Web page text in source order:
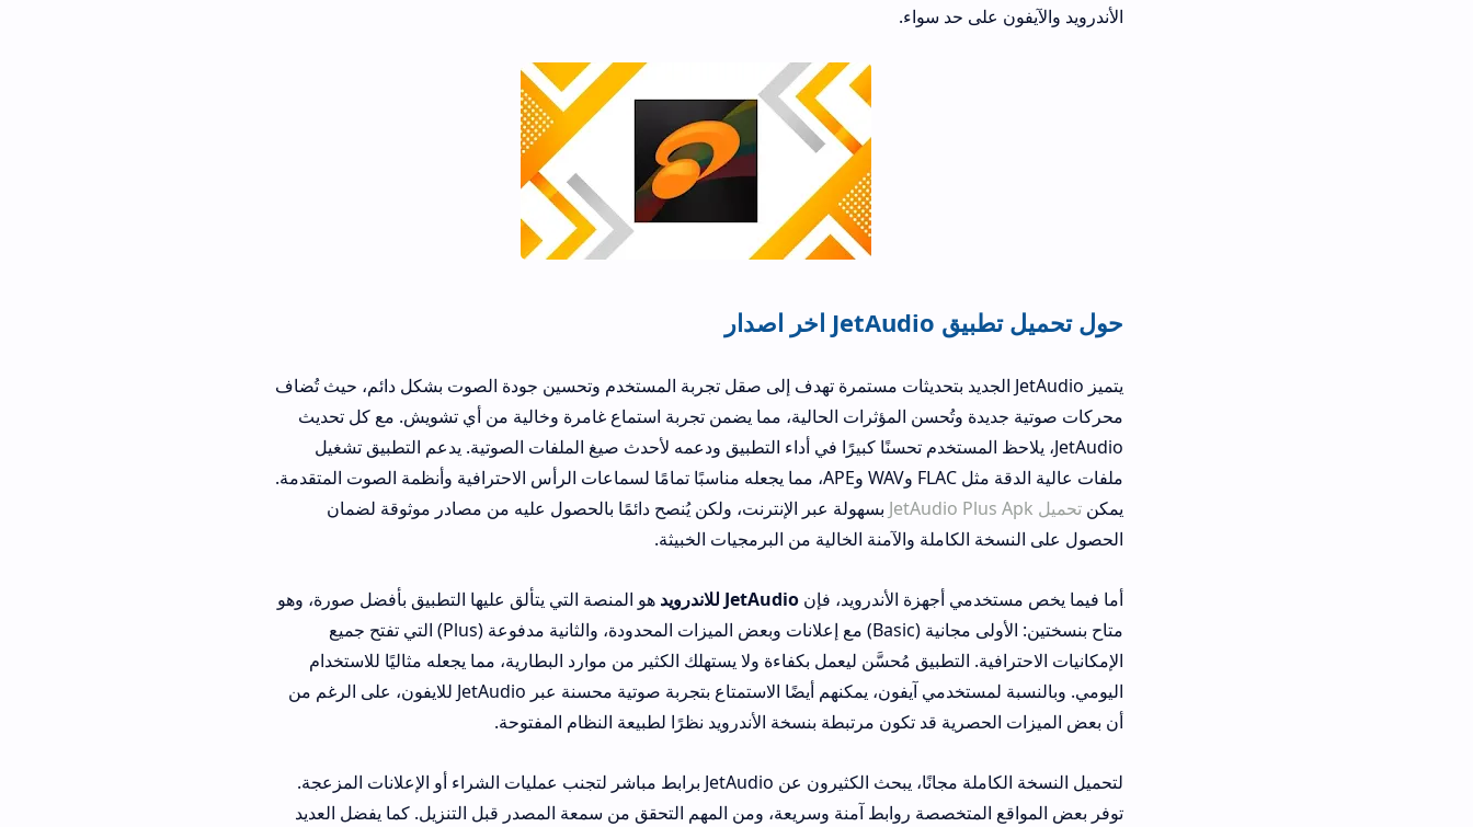
الأندرويد والآيفون على حد سواء.
حول تحميل تطبيق JetAudio اخر اصدار
يتميز JetAudio الجديد بتحديثات مستمرة تهدف إلى صقل تجربة المستخدم وتحسين جودة الصوت بشكل دائم، حيث تُضاف
محركات صوتية جديدة وتُحسن المؤثرات الحالية، مما يضمن تجربة استماع غامرة وخالية من أي تشويش. مع كل تحديث
JetAudio، يلاحظ المستخدم تحسنًا كبيرًا في أداء التطبيق ودعمه لأحدث صيغ الملفات الصوتية. يدعم التطبيق تشغيل
ملفات عالية الدقة مثل FLAC وWAV وAPE، مما يجعله مناسبًا تمامًا لسماعات الرأس الاحترافية وأنظمة الصوت المتقدمة.
بسهولة عبر الإنترنت، ولكن يُنصح دائمًا بالحصول عليه من مصادر موثوقة لضمان
الحصول على النسخة الكاملة والآمنة الخالية من البرمجيات الخبيثة.
أما فيما يخص مستخدمي أجهزة الأندرويد، فإنJetAudio للاندرويد
هو المنصة التي يتألق عليها التطبيق بأفضل صورة، وهو
متاح بنسختين: الأولى مجانية (Basic) مع إعلانات وبعض الميزات المحدودة، والثانية مدفوعة (Plus) التي تفتح جميع
الإمكانيات الاحترافية. التطبيق مُحسَّن ليعمل بكفاءة ولا يستهلك الكثير من موارد البطارية، مما يجعله مثاليًا للاستخدام
اليومي. وبالنسبة لمستخدمي آيفون، يمكنهم أيضًا الاستمتاع بتجربة صوتية محسنة عبر JetAudio للايفون، على الرغم من
أن بعض الميزات الحصرية قد تكون مرتبطة بنسخة الأندرويد نظرًا لطبيعة النظام المفتوحة.
لتحميل النسخة الكاملة مجانًا، يبحث الكثيرون عن JetAudio برابط مباشر لتجنب عمليات الشراء أو الإعلانات المزعجة.
توفر بعض المواقع المتخصصة روابط آمنة وسريعة، ومن المهم التحقق من سمعة المصدر قبل التنزيل. كما يفضل العديد